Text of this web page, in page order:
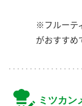
※フルーテ
がおすすめ
ミツカン